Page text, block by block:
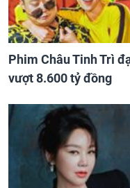
Phim Châu Tinh Trì
vượt 8.600 tỷ đồng